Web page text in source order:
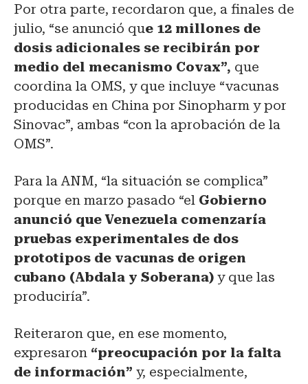
Por otra parte, recordaron que, a finales de
julio, “se anunció que 12 millones de
dosis adicionales se recibirán por
medio del mecanismo Covax”, que
coordina la OMS, y que incluye “vacunas
producidas en China por Sinopharm y por
Sinovac”, ambas “con la aprobación de la
OMS”.
Para la ANM, “la situación se complica”
porque en marzo pasado “el Gobierno
anunció que Venezuela comenzaría
pruebas experimentales de dos
prototipos de vacunas de origen
cubano (Abdala y Soberana) y que las
produciría”.
Reiteraron que, en ese momento,
expresaron “preocupación por la falta
de información” y, especialmente,